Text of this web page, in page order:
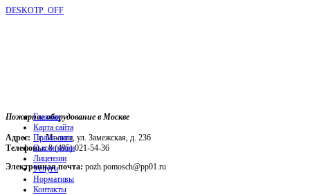
DESKOTP_OFF
Пожарное оборудование в Москве
Адрес: г. Москва, ул. Замежская, д. 236
Телефоны:8 (495) 021-54-36
Электронная почта: pozh.pomosch@pp01.ru
Главная
Карта сайта
Прайс-лист
О компании
Лицензии
Услуги
Нормативы
Контакты